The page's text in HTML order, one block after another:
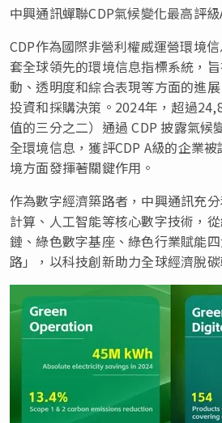
中興通訊蟬聯CDP氣候變化最高評
CDP作為國際非營利權威運營環境
套全球領先的環境信息指標系統，
動、透明度和綜合表現等方面的進
投資和採購決策。2024年，超過
值的三分之二）通過 CDP 披露氣候
全環境信息，獲評CDP A級的企業
境方面發揮著關鍵作用。
作為數字經濟築路者，中興通訊充
計算、人工智能等核心數字技術，
鏈、綠色數字基座、綠色行業賦能
路」，以科技創新助力全球經濟脫碳